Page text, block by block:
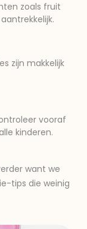
zoals fruit
zijn makkelijk
vooraf
kinderen.
want we
tips die weinig